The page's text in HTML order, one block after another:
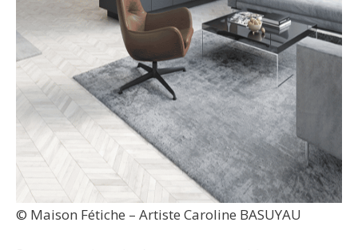
© Maison Fétiche – Artiste Caroline BASUYAU